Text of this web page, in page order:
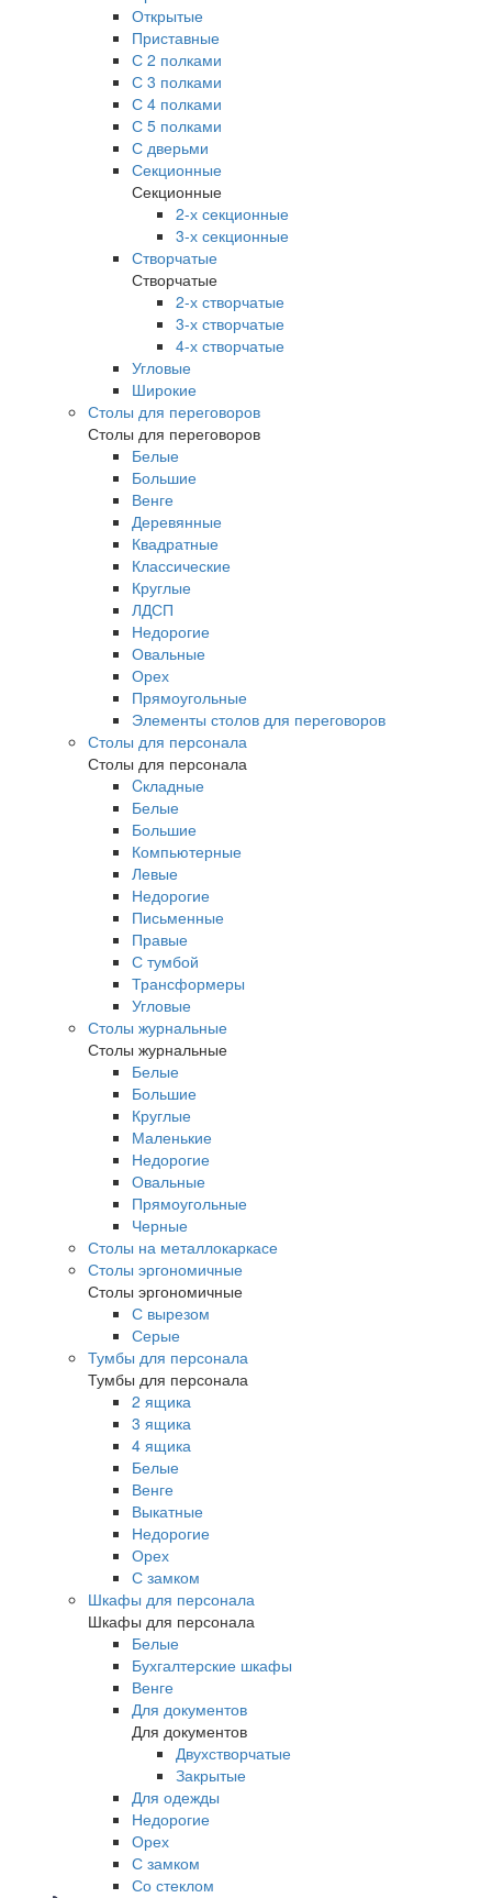
Открытые
Приставные
С 2 полками
С 3 полками
С 4 полками
С 5 полками
С дверьми
Секционные
Секционные
2-х секционные
3-х секционные
Створчатые
Створчатые
2-х створчатые
3-х створчатые
4-х створчатые
Угловые
Широкие
Столы для переговоров
Столы для переговоров
Белые
Большие
Венге
Деревянные
Квадратные
Классические
Круглые
ЛДСП
Недорогие
Овальные
Орех
Прямоугольные
Элементы столов для переговоров
Столы для персонала
Столы для персонала
Cкладные
Белые
Большие
Компьютерные
Левые
Недорогие
Письменные
Правые
С тумбой
Трансформеры
Угловые
Столы журнальные
Столы журнальные
Белые
Большие
Круглые
Маленькие
Недорогие
Овальные
Прямоугольные
Черные
Столы на металлокаркасе
Столы эргономичные
Столы эргономичные
С вырезом
Серые
Тумбы для персонала
Тумбы для персонала
2 ящика
3 ящика
4 ящика
Белые
Венге
Выкатные
Недорогие
Орех
С замком
Шкафы для персонала
Шкафы для персонала
Белые
Бухгалтерские шкафы
Венге
Для документов
Для документов
Двухстворчатые
Закрытые
Для одежды
Недорогие
Орех
С замком
Со стеклом